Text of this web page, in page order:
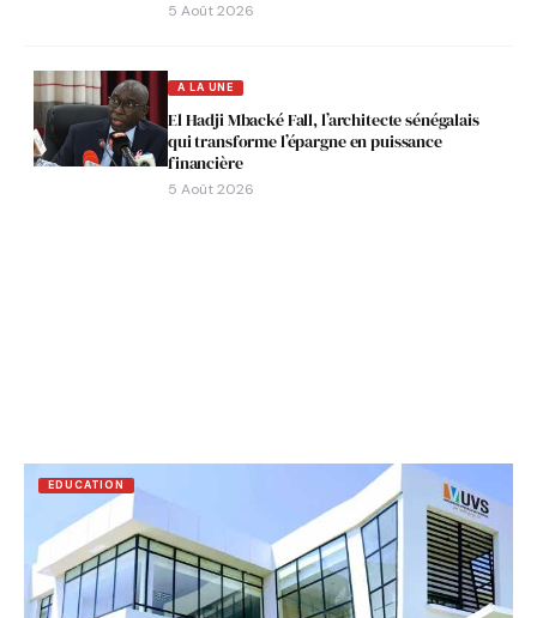
5 Août 2026
A LA UNE
El Hadji Mbacké Fall, l’architecte sénégalais
qui transforme l’épargne en puissance
financière
5 Août 2026
EDUCATION